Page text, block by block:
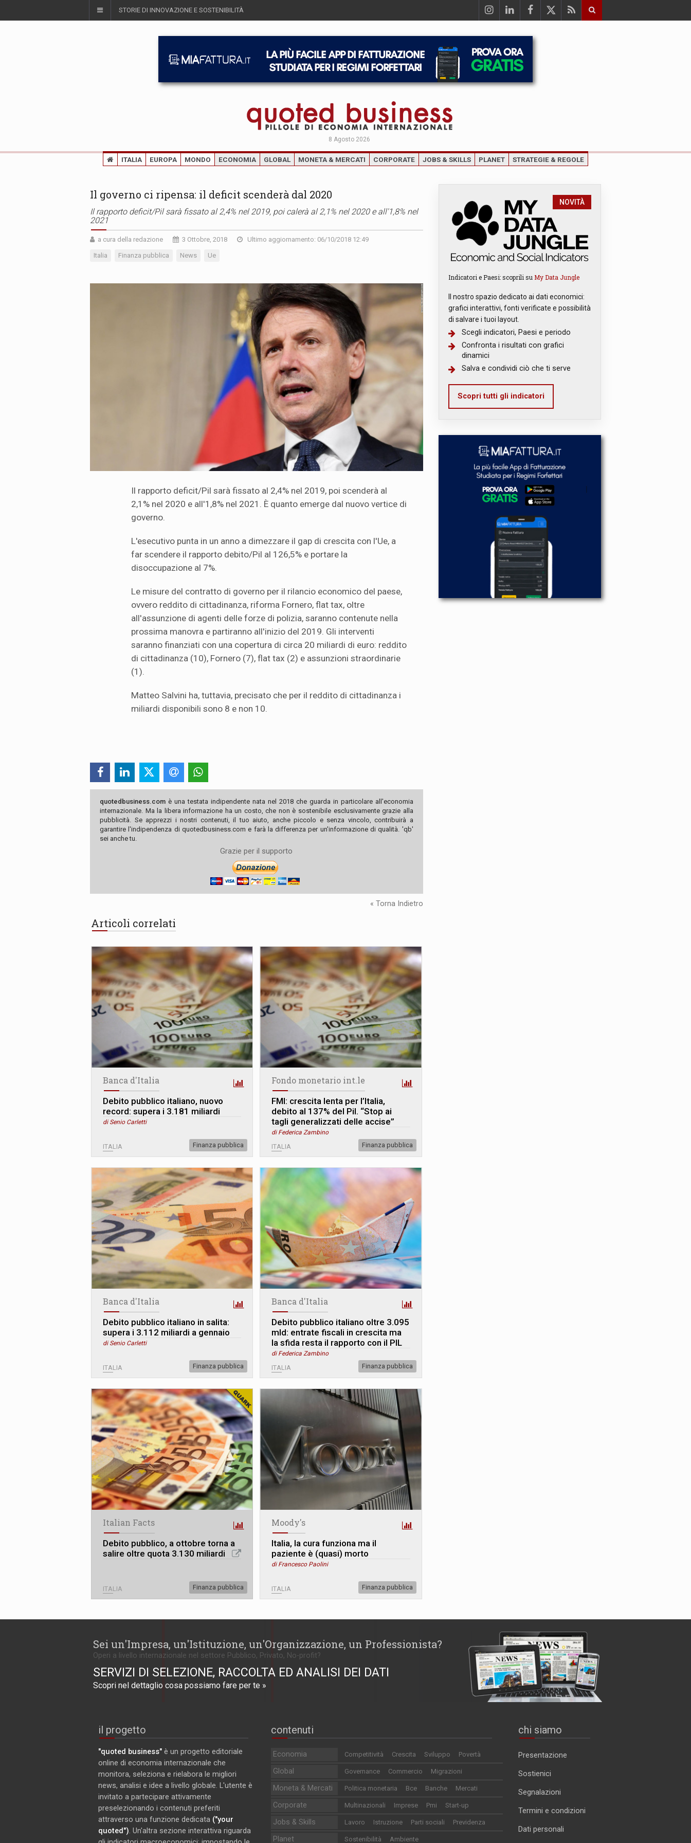
STORIE DI INNOVAZIONE E SOSTENIBILITÀ
8 Agosto 2026
ITALIA EUROPA MONDO ECONOMIA GLOBAL MONETA & MERCATI CORPORATE JOBS & SKILLS PLANET STRATEGIE & REGOLE
Il governo ci ripensa: il deficit scenderà dal 2020
Il rapporto deficit/Pil sarà fissato al 2,4% nel 2019, poi calerà al 2,1% nel 2020 e all'1,8% nel
2021
a cura della redazione 3 Ottobre, 2018 Ultimo aggiornamento: 06/10/2018 12:49
Italia Finanza pubblica News Ue
Il rapporto deficit/Pil sarà fissato al 2,4% nel 2019, poi scenderà al
2,1% nel 2020 e all'1,8% nel 2021. È quanto emerge dal nuovo vertice di
governo.
L'esecutivo punta in un anno a dimezzare il gap di crescita con l'Ue, a
far scendere il rapporto debito/Pil al 126,5% e portare la
disoccupazione al 7%.
Le misure del contratto di governo per il rilancio economico del paese,
ovvero reddito di cittadinanza, riforma Fornero, flat tax, oltre
all'assunzione di agenti delle forze di polizia, saranno contenute nella
prossima manovra e partiranno all'inizio del 2019. Gli interventi
saranno finanziati con una copertura di circa 20 miliardi di euro: reddito
di cittadinanza (10), Fornero (7), flat tax (2) e assunzioni straordinarie
(1).
Matteo Salvini ha, tuttavia, precisato che per il reddito di cittadinanza i
miliardi disponibili sono 8 e non 10.
quotedbusiness.com è una testata indipendente nata nel 2018 che guarda in particolare all'economia
internazionale. Ma la libera informazione ha un costo, che non è sostenibile esclusivamente grazie alla
pubblicità. Se apprezzi i nostri contenuti, il tuo aiuto, anche piccolo e senza vincolo, contribuirà a
garantire l'indipendenza di quotedbusiness.com e farà la differenza per un'informazione di qualità. 'qb'
sei anche tu.
Grazie per il supporto
« Torna Indietro
Articoli correlati
Banca d'Italia
Debito pubblico italiano, nuovo
record: supera i 3.181 miliardi
di Senio Carletti
ITALIA Finanza pubblica
Fondo monetario int.le
FMI: crescita lenta per l’Italia,
debito al 137% del Pil. “Stop ai
tagli generalizzati delle accise”
di Federica Zambino
ITALIA Finanza pubblica
Banca d'Italia
Debito pubblico italiano in salita:
supera i 3.112 miliardi a gennaio
di Senio Carletti
ITALIA Finanza pubblica
Banca d'Italia
Debito pubblico italiano oltre 3.095
mld: entrate fiscali in crescita ma
la sfida resta il rapporto con il PIL
di Federica Zambino
ITALIA Finanza pubblica
Italian Facts
Debito pubblico, a ottobre torna a
salire oltre quota 3.130 miliardi
ITALIA Finanza pubblica
Moody's
Italia, la cura funziona ma il
paziente è (quasi) morto
di Francesco Paolini
ITALIA Finanza pubblica
NOVITÀ
Indicatori e Paesi: scoprili su My Data Jungle
Il nostro spazio dedicato ai dati economici:
grafici interattivi, fonti verificate e possibilità
di salvare i tuoi layout.
Scegli indicatori, Paesi e periodo
Confronta i risultati con grafici
dinamici
Salva e condividi ciò che ti serve
Scopri tutti gli indicatori
Sei un'Impresa, un'Istituzione, un'Organizzazione, un Professionista?
Operi a livello internazionale nel settore Pubblico, Privato, No-profit?
SERVIZI DI SELEZIONE, RACCOLTA ED ANALISI DEI DATI
Scopri nel dettaglio cosa possiamo fare per te »
il progetto
"quoted business" è un progetto editoriale
online di economia internazionale che
monitora, seleziona e rielabora le migliori
news, analisi e idee a livello globale. L'utente è
invitato a partecipare attivamente
preselezionando i contenuti preferiti
attraverso una funzione dedicata ("your
quoted"). Un'altra sezione interattiva riguarda
contenuti
Economia Competitività Crescita Sviluppo Povertà
Global Governance Commercio Migrazioni
Moneta & Mercati Politica monetaria Bce Banche Mercati
Corporate Multinazionali Imprese Pmi Start-up
Jobs & Skills Lavoro Istruzione Parti sociali Previdenza
Planet Sostenibilità Ambiente
chi siamo
Presentazione
Sostienici
Segnalazioni
Termini e condizioni
Dati personali